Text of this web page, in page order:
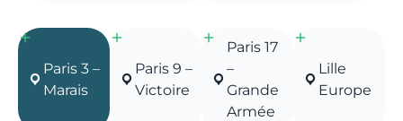
Paris 3 –
Marais
Paris 9 –
Victoire
Paris 17
–
Grande
Armée
Lille
Europe